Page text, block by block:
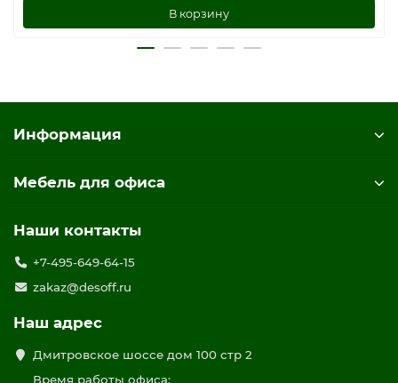
В корзину
Информация
Мебель для офиса
Наши контакты
+7-495-649-64-15
zakaz@desoff.ru
Наш адрес
Дмитровское шоссе дом 100 стр 2
Время работы офиса: